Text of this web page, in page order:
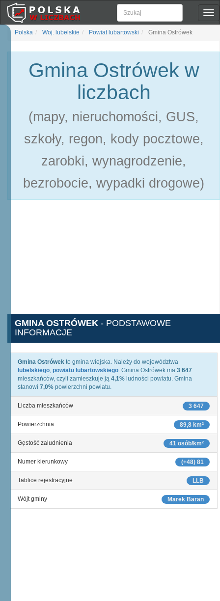
Polska Woj. lubelskie Powiat lubartowski Gmina Ostrówek
Gmina Ostrówek w
liczbach
(mapy, nieruchomości, GUS,
szkoły, regon, kody pocztowe,
zarobki, wynagrodzenie,
bezrobocie, wypadki drogowe)
GMINA OSTRÓWEK - PODSTAWOWE
INFORMACJE
Gmina Ostrówek to gmina wiejska. Należy do województwa
lubelskiego, powiatu lubartowskiego. Gmina Ostrówek ma 3 647
mieszkańców, czyli zamieszkuje ją 4,1% ludności powiatu. Gmina
stanowi 7,0% powierzchni powiatu.
3 647
Liczba mieszkańców
89,8 km²
Powierzchnia
41 osób/km²
Gęstość zaludnienia
(+48) 81
Numer kierunkowy
LLB
Tablice rejestracyjne
Marek Baran
Wójt gminy